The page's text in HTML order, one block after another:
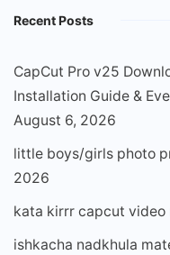
Recent Posts
CapCut Pro v25
Installation Guide &
August 6, 2026
little boys/girls photo
2026
kata kirrr capcut video
ishkacha nadkhula